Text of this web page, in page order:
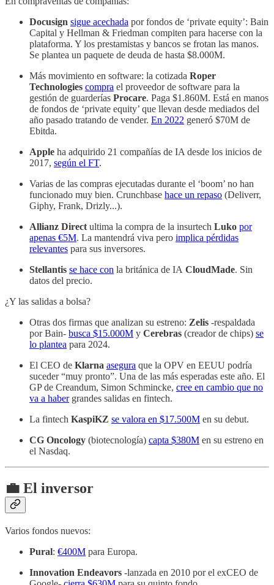
Docusign sigue acechada por fondos de ‘private equity’: Bain
Capital y Hellman & Friedman compiten para hacerse con la
plataforma. Y los prestamistas y bancos se frotan las manos.
Se plantea un paquete de deuda de hasta $8.000M.
Más movimiento en software: la cotizada Roper
Technologies compra el proveedor de software para la
gestión de guarderías Procare. Paga $1.860M. Está en manos
de fondos de ‘private equity’ que llevan desde mediados del
año pasado tratando de vender. En 2022 generó $70M de
Ebitda.
Apple ha adquirido 21 compañías de IA desde los inicios de
2017, según el FT.
Varias de las compras ejecutadas durante el ‘boom’ no han
funcionado muy bien. Crunchbase hace un repaso (Deliverr,
Giphy, Frank, Drizly...).
Allianz Direct ultima la compra de la insurtech Luko por
apenas €5M. La mantendrá viva pero implica pérdidas
relevantes para sus inversores.
Stellantis se hace con la británica de IA CloudMade. Sin
datos del precio.
¿Y las salidas a bolsa?
Otras dos firmas que analizan su estreno: Zelis -respaldada
por Bain- busca $15.000M y Cerebras (creador de chips) se
lo plantea para 2024.
El CEO de Klarna asegura que la OPV en EEUU podría
suceder “muy pronto”. Una de las más esperadas este año. El
GP de Creandum, Simon Schmincke, cree en cambio que no
va a habergrandes salidas en fintech.
La fintech KaspiKZ se valora en $17.500M en su debut.
CG Oncology (biotecnología) capta $380M en su estreno en
el Nasdaq.
💼 El inversor
Varios fondos nuevos:
Pural: €400M para Europa.
Innovation Endeavors -lanzada en 2010 por el exCEO de